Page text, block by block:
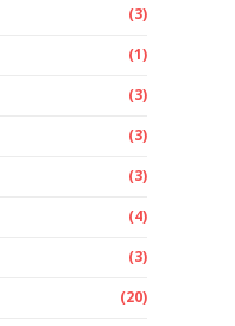
(3)
(1)
(3)
(3)
(3)
(4)
(3)
(20)